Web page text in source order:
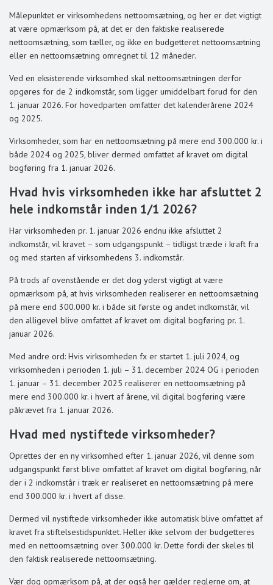
Målepunktet er virksomhedens nettoomsætning, og her er det vigtigt
at være opmærksom på, at det er den faktiske realiserede
nettoomsætning, som tæller, og ikke en budgetteret nettoomsætning
eller en nettoomsætning omregnet til 12 måneder.
Ved en eksisterende virksomhed skal nettoomsætningen derfor
opgøres for de 2 indkomstår, som ligger umiddelbart forud for den
1. januar 2026. For hovedparten omfatter det kalenderårene 2024
og 2025.
Virksomheder, som har en nettoomsætning på mere end 300.000 kr. i
både 2024 og 2025, bliver dermed omfattet af kravet om digital
bogføring fra 1. januar 2026.
Hvad hvis virksomheden ikke har afsluttet 2
hele indkomstår inden 1/1 2026?
Har virksomheden pr. 1. januar 2026 endnu ikke afsluttet 2
indkomstår, vil kravet – som udgangspunkt – tidligst træde i kraft fra
og med starten af virksomhedens 3. indkomstår.
På trods af ovenstående er det dog yderst vigtigt at være
opmærksom på, at hvis virksomheden realiserer en nettoomsætning
på mere end 300.000 kr. i både sit første og andet indkomstår, vil
den alligevel blive omfattet af kravet om digital bogføring pr. 1.
januar 2026.
Med andre ord: Hvis virksomheden fx er startet 1. juli 2024, og
virksomheden i perioden 1. juli – 31. december 2024 OG i perioden
1. januar – 31. december 2025 realiserer en nettoomsætning på
mere end 300.000 kr. i hvert af årene, vil digital bogføring være
påkrævet fra 1. januar 2026.
Hvad med nystiftede virksomheder?
Oprettes der en ny virksomhed efter 1. januar 2026, vil denne som
udgangspunkt først blive omfattet af kravet om digital bogføring, når
der i 2 indkomstår i træk er realiseret en nettoomsætning på mere
end 300.000 kr. i hvert af disse.
Dermed vil nystiftede virksomheder ikke automatisk blive omfattet af
kravet fra stiftelsestidspunktet. Heller ikke selvom der budgetteres
med en nettoomsætning over 300.000 kr. Dette fordi der skeles til
den faktisk realiserede nettoomsætning.
Vær dog opmærksom på, at der også her gælder reglerne om, at